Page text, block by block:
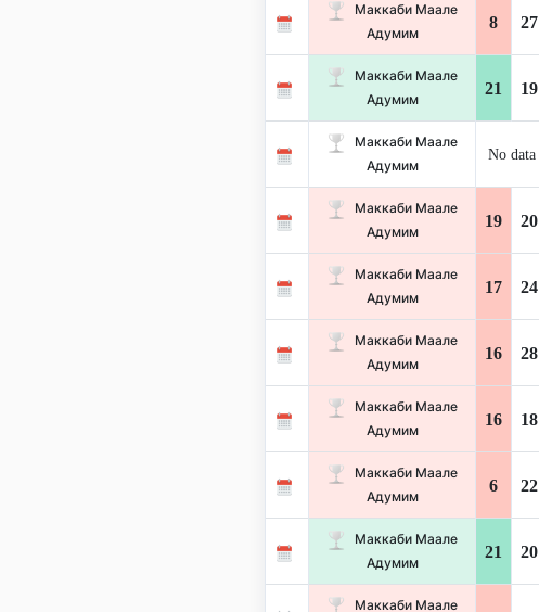
Маккаби Маале
Адумим
8 27
Маккаби Маале
Адумим
21 19
Маккаби Маале
Адумим
No data
Маккаби Маале
Адумим
19 20
Маккаби Маале
Адумим
17 24
Маккаби Маале
Адумим
16 28
Маккаби Маале
Адумим
16 18
Маккаби Маале
Адумим
6 22
Маккаби Маале
Адумим
21 20
Маккаби Маале